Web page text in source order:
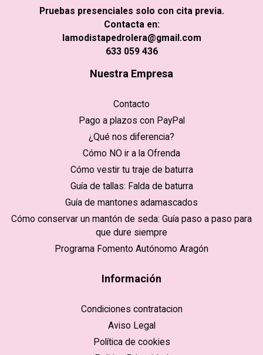
Pruebas presenciales solo con cita previa.
Contacta en:
lamodistapedrolera@gmail.com
633 059 436
Nuestra Empresa
Contacto
Pago a plazos con PayPal
¿Qué nos diferencia?
Cómo NO ir a la Ofrenda
Cómo vestir tu traje de baturra
Guía de tallas: Falda de baturra
Guía de mantones adamascados
Cómo conservar un mantón de seda: Guía paso a paso para
que dure siempre
Programa Fomento Autónomo Aragón
Información
Condiciones contratacion
Aviso Legal
Política de cookies